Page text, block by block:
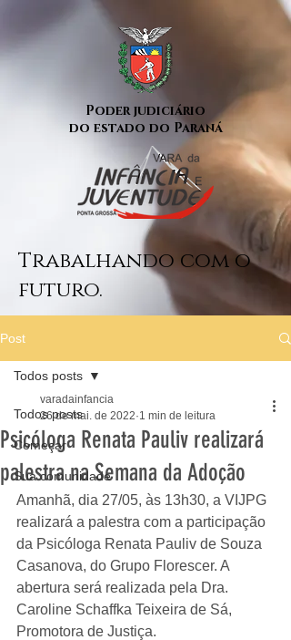
Poder judiciário
do estado do Paraná
Trabalhando com o
futuro.
Post
Todos posts
Começar
Sua comunidade
Todos posts
Psicóloga Renata Pauliv realizará
palestra na Semana da Adoção
varadainfancia
26 de mai. de 2022 1 min de leitura
Amanhã, dia 27/05, às 13h30, a VIJPG
realizará a palestra com a participação
da Psicóloga Renata Pauliv de Souza
Casanova, do Grupo Florescer. A
abertura será realizada pela Dra.
Caroline Schaffka Teixeira de Sá,
Promotora de Justiça.